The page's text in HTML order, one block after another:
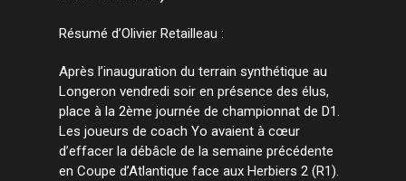
Résumé d’Olivier Retailleau :
Après l’inauguration du terrain synthétique au
Longeron vendredi soir en présence des élus,
place à la 2ème journée de championnat de D1.
Les joueurs de coach Yo avaient à cœur
d’effacer la débâcle de la semaine précédente
en Coupe d’Atlantique face aux Herbiers 2 (R1).